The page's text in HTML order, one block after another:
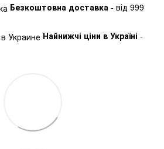
Безкоштовна доставка - від 999
Найнижчі ціни в Україні -